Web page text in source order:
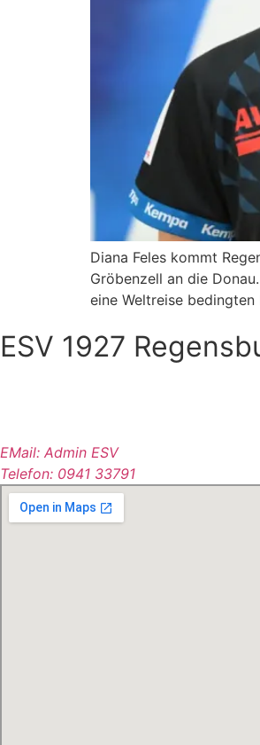
Diana Feles kommt
Gröbenzell an die
eine Weltreise
ESV 1927
EMail: Admin ESV.
Telefon: 0941 33791